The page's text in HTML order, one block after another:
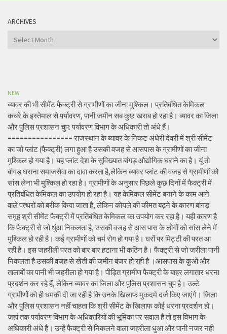
ARCHIVES
Archives
NEW
ब्यावर की भी सीमेंट फैक्ट्री से ग्रामीणों का जीना मुश्किल। प्रतिबंधित केमिकल
कचरे के इस्तेमाल से पर्यावरण, पानी जमीन सब कुछ खराब हो रहा है। ब्यावर का जिला
और पुलिस प्रशासन चुप: पर्यावरण विभाग के अधिकारी तो अंधे हैं।
================ राजस्थान के ब्यावर के निकट अंधेरी देवरी में श्री सीमेंट
का जो प्लांट (फैक्ट्री) लगा हुआ है उसकी वजह से आसपास के ग्रामीणों का जीना
मुश्किल हो गया है। यह प्लांट देश के सुविख्यात बांगड़ औद्योगिक घराने का है। यूं तो
बांगड़ घराना समाजसेवा का दावा करता है,लेकिन ब्यावर प्लांट की वजह से ग्रामीणों को
सांस लेना भी मुश्किल हो रहा है। ग्रामीणों के अनुसार पिछले कुछ दिनों में फैक्ट्री में
प्रतिबंधित केमिकल का उपयोग हो रहा है। यह केमिकल सीमेंट बनाने के काम आने
वाले पत्थरों को बरीक किया जाता है, लेकिन कोयले की कीमत बढ़ने के कारण बांगड़
समूह श्री सीमेंट फैक्ट्री में प्रतिबंधित केमिकल का उपयोग कर रहा है। यही कारण है
कि फैक्ट्री से जो धुंआ निकलता है, उसकी वजह से आस पास के लोगों को सांस लेने में
मुश्किल हो रही है। कई ग्रामीणों को चर्म रोग हो गया है। घरों पर मिट्टी की परत आ
रही है। इस जहरीली परत को बार बार हटाना भी कठिन है। फैक्ट्री से जो जरीला पानी
निकलता है उसकी वजह से खेती की जमीन बंजर हो रही है ।आसपास के कुओं और
तालाबों का पानी भी जहरीला हो गया है। पीड़ित ग्रामीण फैक्ट्री के बाहर लगातार धरना
प्रदर्शन कर रहे हैं, लेकिन ब्यावर का जिला और पुलिस प्रशासन चुप है। उल्टे
ग्रामीणों को ही धमकी दी जा रही है कि उनके खिलाफ मुकदमे दर्ज किए जाएंगे। जिला
और पुलिस प्रशासन नहीं चाहता कि श्री सीमेंट के खिलाफ कोई धरना प्रदर्शन हो।
जहां तक पर्यावरण विभाग के अधिकारियों की भूमिका पर सवाल है तो इस विभाग के
अधिकारी अंधे है। उन्हें फैक्ट्री से निकलने वाला जहरीला धुआ और पानी नजर नही